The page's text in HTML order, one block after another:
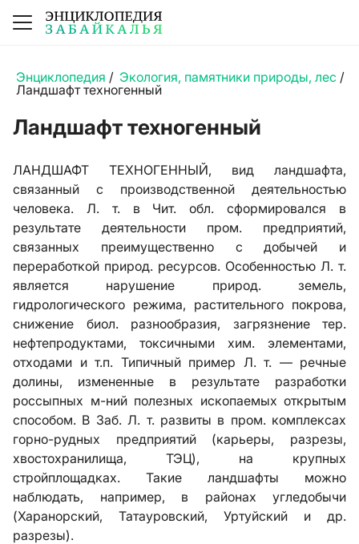
Энциклопедия / Экология, памятники природы, лес /
Ландшафт техногенный
Ландшафт техногенный
ЛАНДШАФТ ТЕХНОГЕННЫЙ, вид ландшафта,
связанный с производственной деятельностью
человека. Л. т. в Чит. обл. сформировался в
результате деятельности пром. предприятий,
связанных преимущественно с добычей и
переработкой природ. ресурсов. Особенностью Л. т.
является нарушение природ. земель,
гидрологического режима, растительного покрова,
снижение биол. разнообразия, загрязнение тер.
нефтепродуктами, токсичными хим. элементами,
отходами и т.п. Типичный пример Л. т. — речные
долины, измененные в результате разработки
россыпных м-ний полезных ископаемых открытым
способом. В Заб. Л. т. развиты в пром. комплексах
горно-рудных предприятий (карьеры, разрезы,
хвостохранилища, ТЭЦ), на крупных
стройплощадках. Такие ландшафты можно
наблюдать, например, в районах угледобычи
(Харанорский, Татауровский, Уртуйский и др.
разрезы).